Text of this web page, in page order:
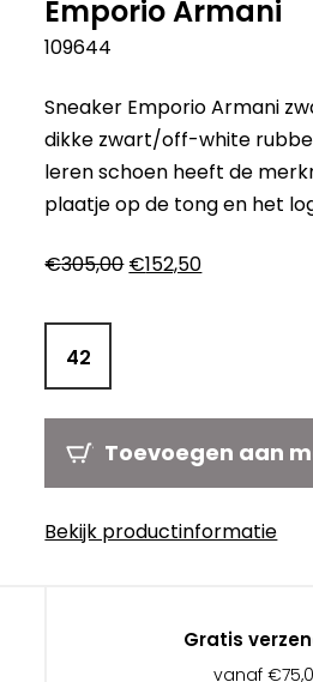
Emporio Armani
109644
Sneaker Emporio Armani
dikke zwart/off-white
leren schoen heeft de
plaatje op de tong en het
€305,00 Oorspronkelijke
€152,50Huidige
42
Toevoegen aan
Bekijk productinformatie
Gratis
vanaf